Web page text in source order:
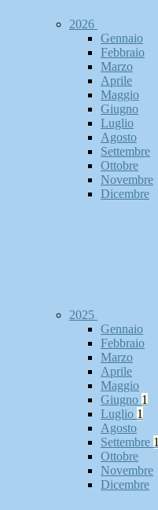
2026
Gennaio
Febbraio
Marzo
Aprile
Maggio
Giugno
Luglio
Agosto
Settembre
Ottobre
Novembre
Dicembre
2025
Gennaio
Febbraio
Marzo
Aprile
Maggio
Giugno 1
Luglio 1
Agosto
Settembre 1
Ottobre
Novembre
Dicembre